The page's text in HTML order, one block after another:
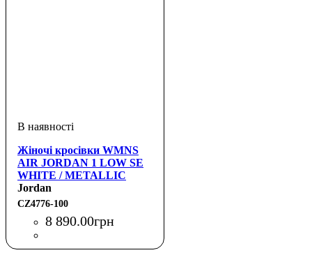
Жіночі кросівки WMNS
AIR JORDAN 1 LOW SE
WHITE / METALLIC
GOLD
Jordan
CZ4776-100
8 890.00грн